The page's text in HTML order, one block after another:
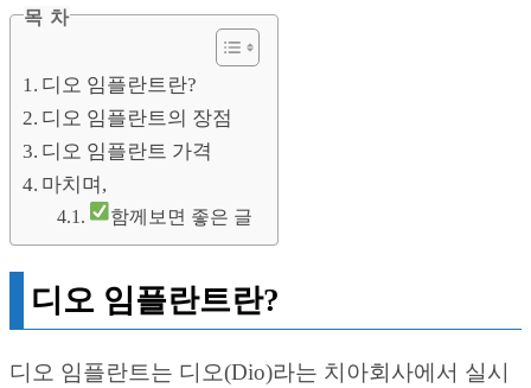
목 차
디오 임플란트란?
디오 임플란트의 장점
디오 임플란트 가격
마치며,
함께보면 좋은 글
디오 임플란트란?
디오 임플란트는 디오(Dio)라는 치아회사에서 실시